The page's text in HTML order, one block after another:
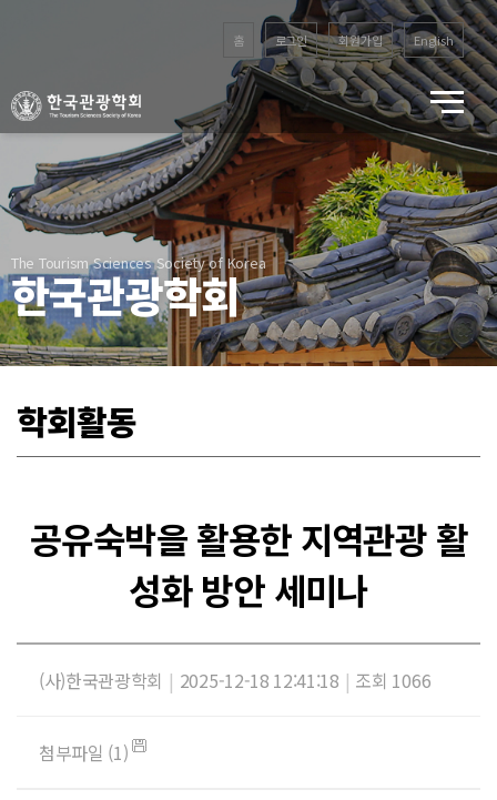
홈 로그인 회원가입 English
The Tourism Sciences Society of Korea
한국관광학회
학회활동
공유숙박을 활용한 지역관광 활
성화 방안 세미나
(사)한국관광학회 | 2025-12-18 12:41:18 | 조회 1066
첨부파일 (1)